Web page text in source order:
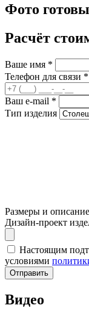
Фото
Расчёт
Ваше имя *
Телефон для связи *
Ваш e-mail *
Тип изделия
Размеры и описание
Дизайн-проект
Настоящим
условиями
Отправить
Видео